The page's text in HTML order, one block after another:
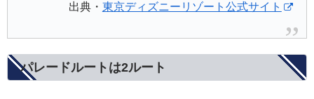
出典・ 東京ディズニーリゾート公式サイト
パレードルートは2ルート